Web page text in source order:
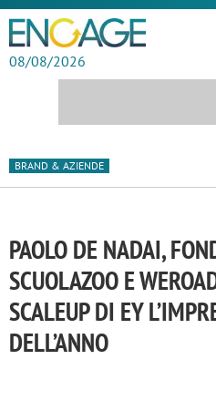
08/08/2026
BRAND & AZIENDE
PAOLO DE NADAI,
SCUOLAZOO E
SCALEUP DI EY
DELL’ANNO